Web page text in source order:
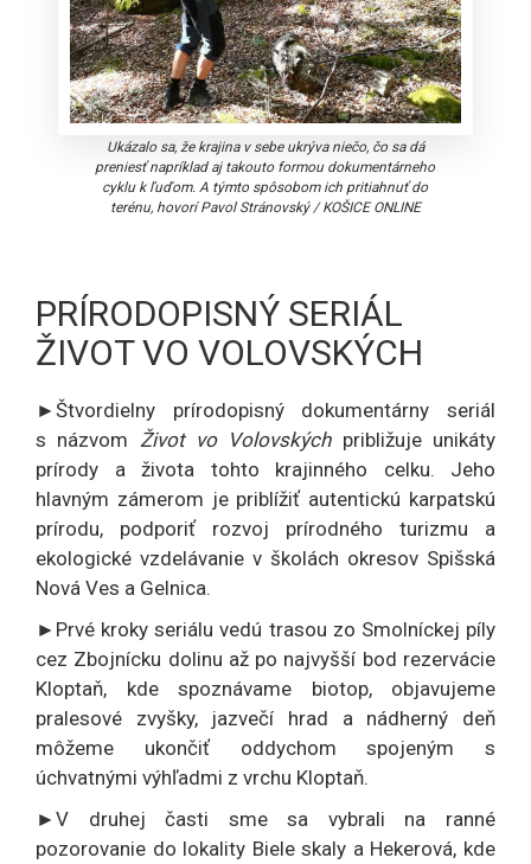
Ukázalo sa, že krajina v sebe ukrýva niečo, čo sa dá
preniesť napríklad aj takouto formou dokumentárneho
cyklu k ľuďom. A týmto spôsobom ich pritiahnuť do
terénu, hovorí Pavol Stránovský/KOŠICE ONLINE
PRÍRODOPISNÝ SERIÁL
ŽIVOT VO VOLOVSKÝCH
►Štvordielny prírodopisný dokumentárny seriál
s názvom Život vo Volovskýchpribližuje unikáty
prírody a života tohto krajinného celku. Jeho
hlavným zámerom je priblížiť autentickú karpatskú
prírodu, podporiť rozvoj prírodného turizmu a
ekologické vzdelávanie v školách okresov Spišská
Nová Ves a Gelnica.
►Prvé kroky seriálu vedú trasou zo Smolníckej píly
cez Zbojnícku dolinu až po najvyšší bod rezervácie
Kloptaň, kde spoznávame biotop, objavujeme
pralesové zvyšky, jazvečí hrad a nádherný deň
môžeme ukončiť oddychom spojeným s
úchvatnými výhľadmi z vrchu Kloptaň.
►V druhej časti sme sa vybrali na ranné
pozorovanie do lokality Biele skaly a Hekerová, kde